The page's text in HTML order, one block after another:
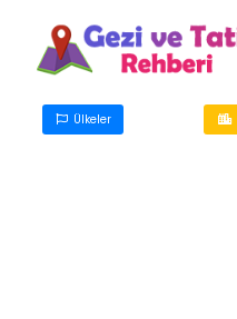
Ülkeler